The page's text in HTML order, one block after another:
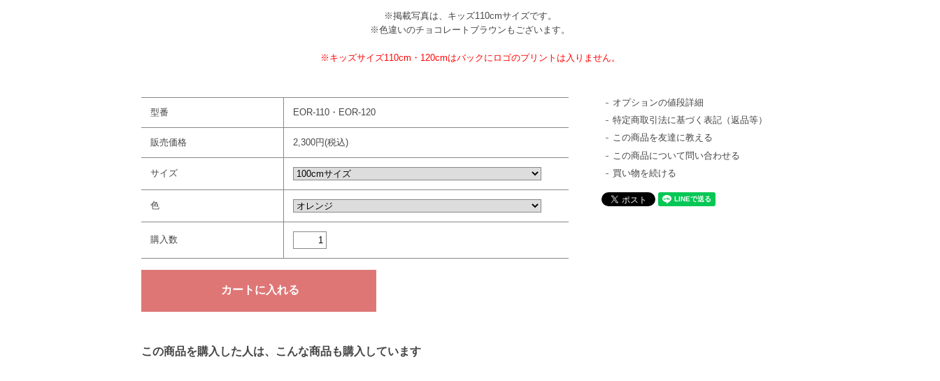
※掲載写真は、キッズ110cmサイズです。
※色違いのチョコレートブラウンもございます。
※キッズサイズ110cm・120cmはバックにロゴのプリントは入りません。
型番 EOR-110・EOR-120
販売価格 2,300円(税込)
サイズ
色
購入数
オプションの値段詳細
特定商取引法に基づく表記（返品等）
この商品を友達に教える
この商品について問い合わせる
買い物を続ける
この商品を購入した人は、こんな商品も購入しています